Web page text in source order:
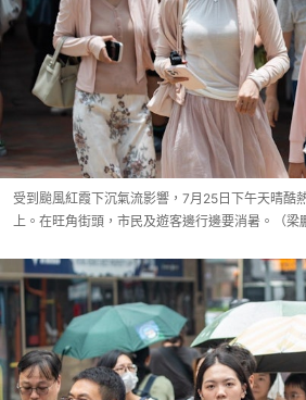
受到颱風紅霞下沉氣流影響，7月25日下午天晴酷
上。在旺角街頭，市民及遊客邊行邊要消暑。（梁